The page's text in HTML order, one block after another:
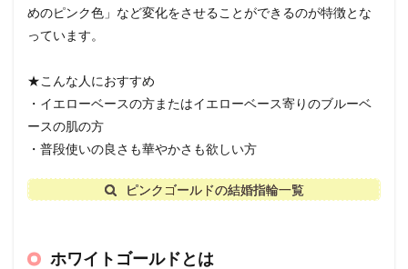
めのピンク色」など変化をさせることができるのが特徴とな
っています。
★こんな人におすすめ
・イエローベースの方またはイエローベース寄りのブルーベ
ースの肌の方
・普段使いの良さも華やかさも欲しい方
ピンクゴールドの結婚指輪一覧
ホワイトゴールドとは